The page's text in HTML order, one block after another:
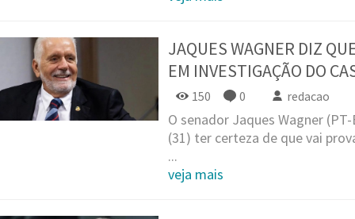
JAQUES WAGNER DIZ
EM INVESTIGAÇÃO DO
150 0 redacao
O senador Jaques Wagner
(31) ter certeza de que vai
...
veja mais